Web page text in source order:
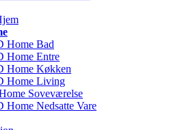
Home Bad
Home Entre
Home Køkken
Home Living
Soveværelse
Home Nedsatte Vare